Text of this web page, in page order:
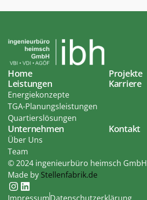
Home
Projekte
Leistungen
Energiekonzepte
TGA-Planungsleistungen
Quartierslösungen
Karriere
Unternehmen
Über Uns
Team
Kontakt
© 2024 ingenieurbüro heimsch GmbH
Made by Stellenfabrik.de